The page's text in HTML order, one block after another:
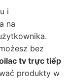
i
na
bez
tv trực tiếp
produkty w